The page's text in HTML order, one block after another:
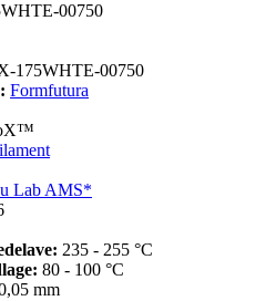
00750
175WHTE-00750
Formfutura
Lab AMS*
235 - 255 °C
80 - 100 °C
mm